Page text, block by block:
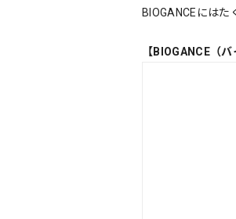
BIOGANCEにはた
【BIOGANCE（